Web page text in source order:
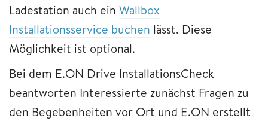
Ladestation auch ein Wallbox
Installationsservice buchen lässt. Diese
Möglichkeit ist optional.
Bei dem E.ON Drive InstallationsCheck
beantworten Interessierte zunächst Fragen zu
den Begebenheiten vor Ort und E.ON erstellt